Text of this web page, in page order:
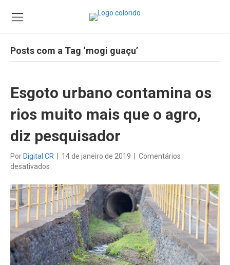
Posts com a Tag ‘mogi guaçu’
Esgoto urbano contamina os
rios muito mais que o agro,
diz pesquisador
Por Digital CR 14 de janeiro de 2019
Comentários
desativados
urbano
contamina
rios
muito
mais
que
o